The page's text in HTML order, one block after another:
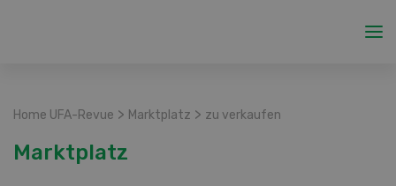
Home UFA-Revue > Marktplatz > zu verkaufen
Marktplatz